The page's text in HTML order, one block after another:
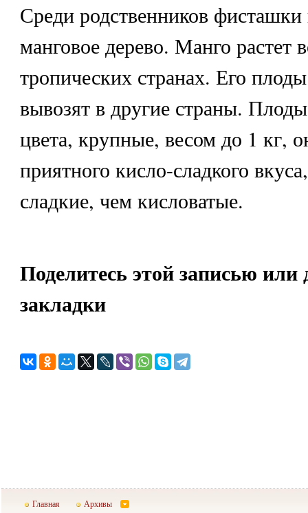
Среди родственников
манговое дерево. Манго растет
тропических странах. Его
вывозят в другие страны.
цвета, крупные, весом до 1 кг,
приятного кисло-сладкого
сладкие, чем кисловатые.
Поделитесь этой записью или
закладки
Главная Архивы